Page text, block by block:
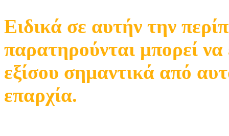
Ειδικά σε αυτήν την
παρατηρούνται μπορεί να
εξίσου σημαντικά από
επαρχία.